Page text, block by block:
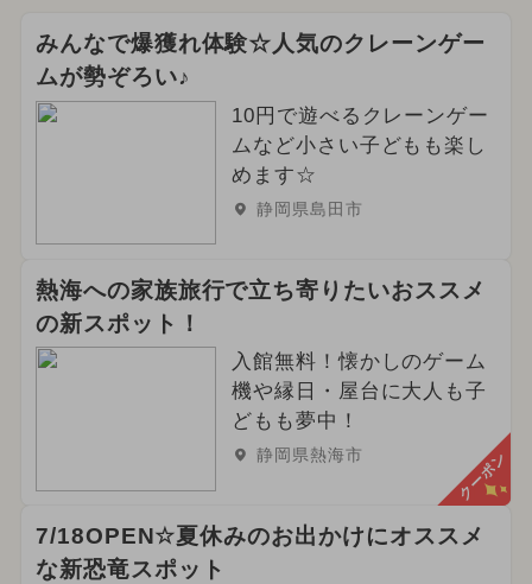
みんなで爆獲れ体験☆人気のクレーンゲー
ムが勢ぞろい♪
10円で遊べるクレーンゲー
ムなど小さい子どもも楽し
めます☆
静岡県島田市
熱海への家族旅行で立ち寄りたいおススメ
の新スポット！
入館無料！懐かしのゲーム
機や縁日・屋台に大人も子
どもも夢中！
静岡県熱海市 クーポン
7/18OPEN☆夏休みのお出かけにオススメ
な新恐竜スポット